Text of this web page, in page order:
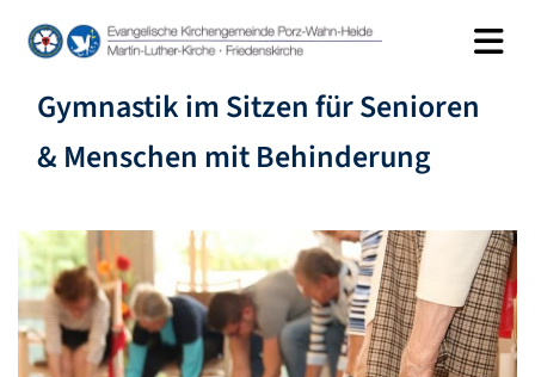
Gymnastik im Sitzen für Senioren
& Menschen mit Behinderung